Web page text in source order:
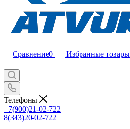
Сравнение0 Избранные товары
Телефоны
+7(900)21-02-722
8(343)20-02-722